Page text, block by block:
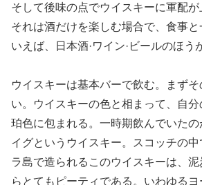
そして後味の点でウイスキーに軍配が
それは酒だけを楽しむ場合で、食事
いえば、日本酒·ワイン·ビールのほう
ウイスキーは基本バーで飲む。まず
い。ウイスキーの色と相まって、自
珀色に包まれる。一時期飲んでいた
イグというウイスキー。スコッチの
ラ島で造られるこのウイスキーは、
らとてもピーティである。いわゆるヨ